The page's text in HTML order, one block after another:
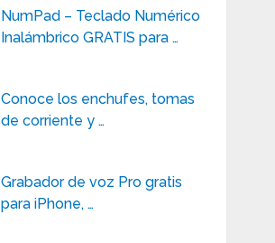
NumPad – Teclado Numérico
Inalámbrico GRATIS para …
Conoce los enchufes, tomas
de corriente y …
Grabador de voz Pro gratis
para iPhone, …